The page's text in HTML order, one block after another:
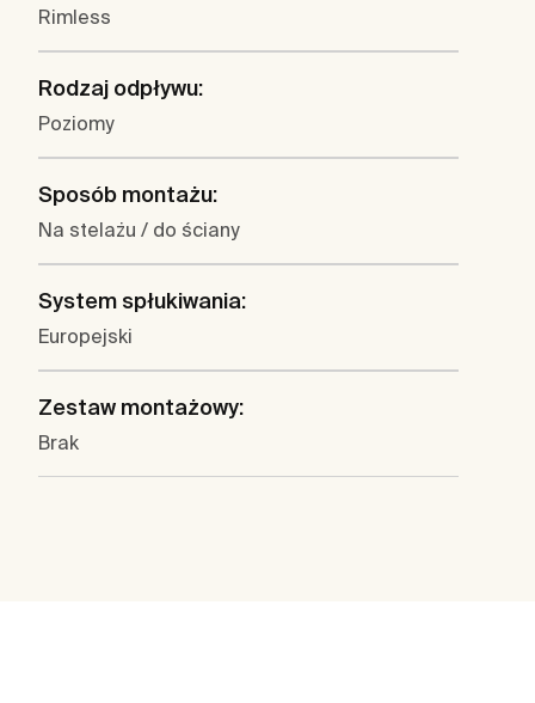
Rimless
Rodzaj odpływu:
Poziomy
Sposób montażu:
Na stelażu / do ściany
System spłukiwania:
Europejski
Zestaw montażowy:
Brak